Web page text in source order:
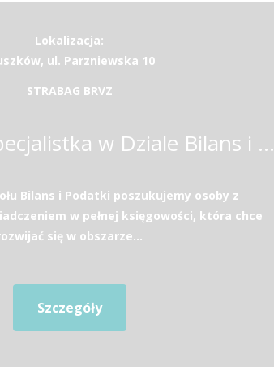
Lokalizacja:
ul. Parzniewska 10
STRABAG BRVZ
Specjalista / Specjalistka w Dziale Bilans i Podatki
Bilans i Podatki poszukujemy osoby z
w pełnej księgowości, która chce
się w obszarze...
Szczegóły